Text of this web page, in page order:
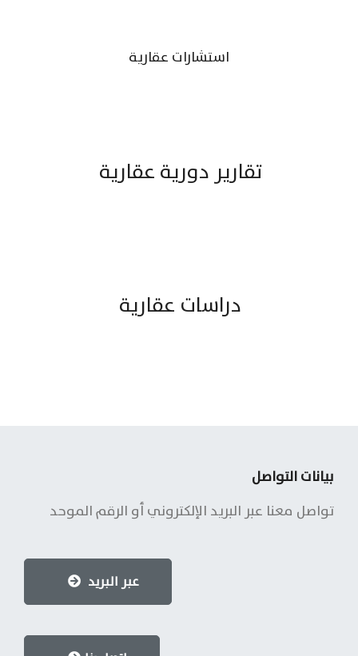
استشارات عقارية
تقارير دورية عقارية
دراسات عقارية
بيانات التواصل
تواصل معنا عبر البريد الإلكتروني أو الرقم الموحد
عبر البريد